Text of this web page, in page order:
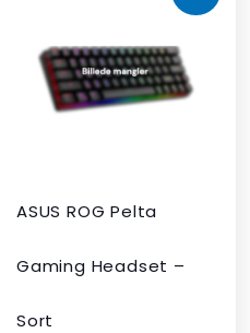
ASUS ROG Pelta
Gaming Headset –
Sort
oprindelige
pris
var:
kr.
aktuelle
pris
er:
kr. 679,00.